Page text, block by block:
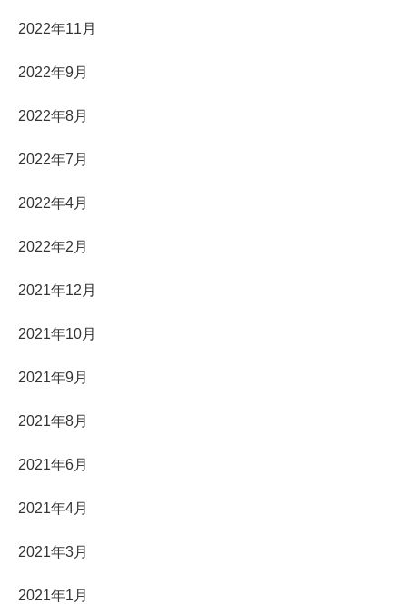
2022年11月
2022年9月
2022年8月
2022年7月
2022年4月
2022年2月
2021年12月
2021年10月
2021年9月
2021年8月
2021年6月
2021年4月
2021年3月
2021年1月